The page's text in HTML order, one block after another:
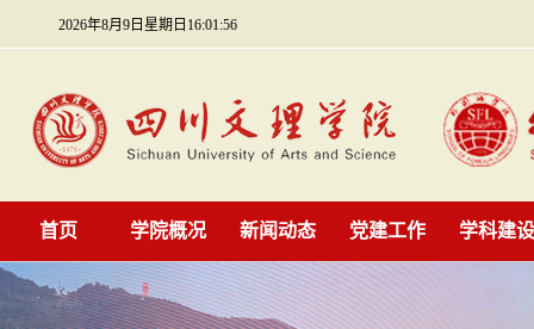
2026年8月9日星期日16:01:56
首页 学院概况 新闻动态 党建工作 学科建设